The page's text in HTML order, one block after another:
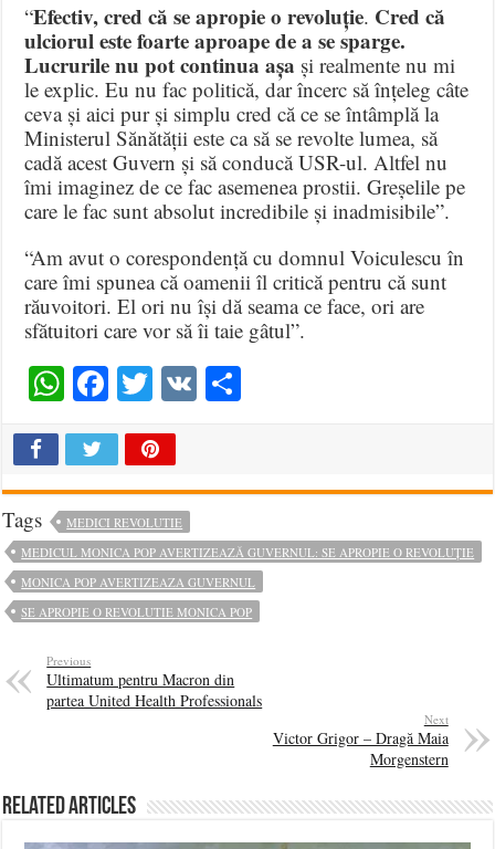
“Efectiv, cred că se apropie o revoluție. Cred că
ulciorul este foarte aproape de a se sparge.
Lucrurile nu pot continua așa și realmente nu mi
le explic. Eu nu fac politică, dar încerc să înțeleg câte
ceva și aici pur și simplu cred că ce se întâmplă la
Ministerul Sănătății este ca să se revolte lumea, să
cadă acest Guvern și să conducă USR-ul. Altfel nu
îmi imaginez de ce fac asemenea prostii. Greșelile pe
care le fac sunt absolut incredibile și inadmisibile”.
“Am avut o corespondență cu domnul Voiculescu în
care îmi spunea că oamenii îl critică pentru că sunt
răuvoitori. El ori nu își dă seama ce face, ori are
sfătuitori care vor să îi taie gâtul”.
WhatsApp
Facebook
Twitter
VK
Tags
MEDICI REVOLUTIE
MEDICUL MONICA POP AVERTIZEAZĂ GUVERNUL: SE APROPIE O REVOLUȚIE
MONICA POP AVERTIZEAZA GUVERNUL
SE APROPIE O REVOLUTIE MONICA POP
Previous
Ultimatum pentru Macron din
partea United Health Professionals
Next
Victor Grigor – Dragă Maia
Morgenstern
Related Articles